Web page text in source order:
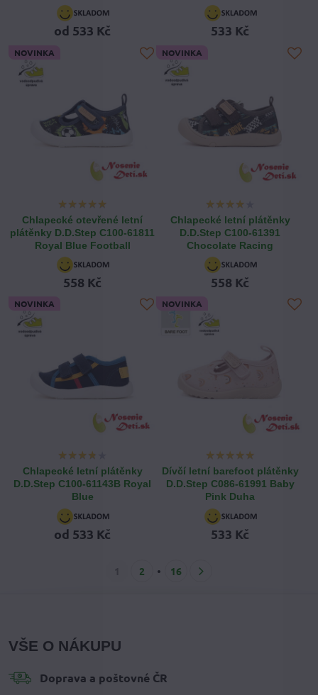
od 533 Kč 533 Kč
NOVINKA
Chlapecké otevřené letní
plátěnky D.D.Step C100-61811
Royal Blue Football
558 Kč
NOVINKA
Chlapecké letní plátěnky
D.D.Step C100-61391
Chocolate Racing
558 Kč
NOVINKA
Chlapecké letní plátěnky
D.D.Step C100-61143B Royal
Blue
od 533 Kč
NOVINKA
Dívčí letní barefoot plátěnky
D.D.Step C086-61991 Baby
Pink Duha
533 Kč
2 16
VŠE O NÁKUPU
Doprava a poštovné ČR